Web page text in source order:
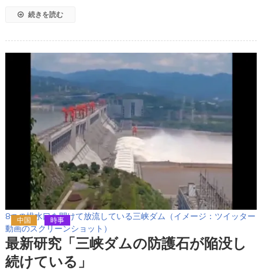
続きを読む
8つの排水口を開けて放流している三峡ダム（イメージ：ツイッター
動画のスクリーンショット）
中国 時事
最新研究「三峡ダムの防護石が陥没し
続けている」